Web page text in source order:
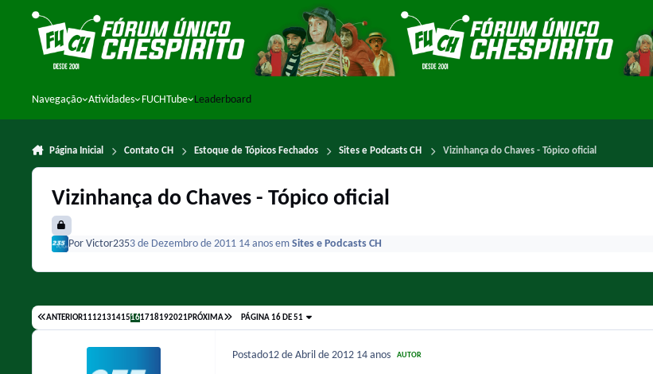
Ir para conteúdo
Navegação Atividades FUCHTube Leaderboard
Página Inicial Contato CH Estoque de Tópicos Fechados Sites e Podcasts CH Vizinhança do Chaves - Tópico oficial
Vizinhança do Chaves - Tópico oficial
Por Victor2353 de Dezembro de 2011 14 anos em Sites e Podcasts CH
ANTERIOR1112131415161718192021PRÓXIMA PÁGINA 16 DE 51
Postado12 de Abril de 2012 14 anos AUTOR